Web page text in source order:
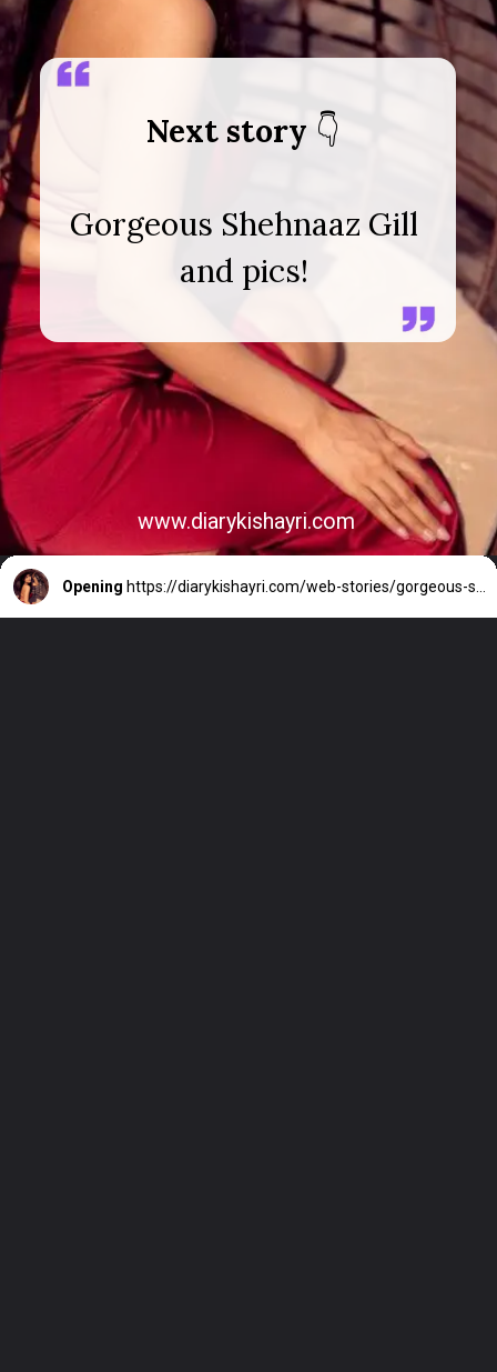
Next story
Gorgeous Shehnaaz Gill
www.diarykishayri.com
Opening https://diarykishayri.com/web-stories/gorgeous-shehnaaz-and-pics-with-interesting-facts/